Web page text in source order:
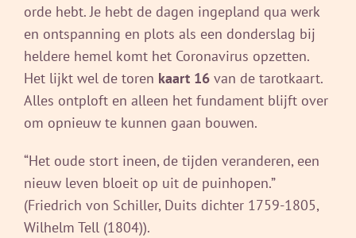
orde hebt. Je hebt de dagen ingepland qua werk
en ontspanning en plots als een donderslag bij
heldere hemel komt het Coronavirus opzetten.
Het lijkt wel de toren kaart 16 van de tarotkaart.
Alles ontploft en alleen het fundament blijft over
om opnieuw te kunnen gaan bouwen.
“Het oude stort ineen, de tijden veranderen, een
nieuw leven bloeit op uit de puinhopen.”
(Friedrich von Schiller, Duits dichter 1759-1805,
Wilhelm Tell (1804)).